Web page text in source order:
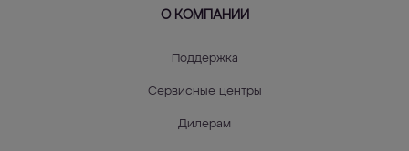
О КОМПАНИИ
Поддержка
Сервисные центры
Дилерам